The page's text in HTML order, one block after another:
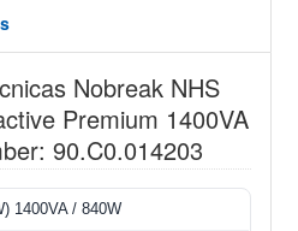
Nobreak NHS
Premium 1400VA
90.C0.014203
1400VA / 840W